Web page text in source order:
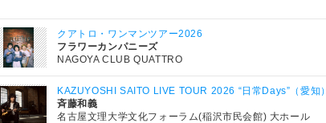
クアトロ・ワンマンツアー2026
フラワーカンパニーズ
NAGOYA CLUB QUATTRO
KAZUYOSHI SAITO LIVE TOUR 2026 “日常Days”（愛知）
斉藤和義
名古屋文理大学文化フォーラム(稲沢市民会館) 大ホール